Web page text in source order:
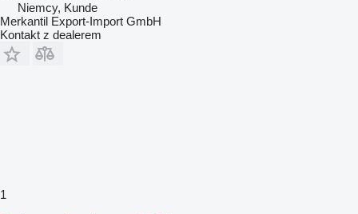
Niemcy, Kunde
Merkantil Export-Import GmbH
Kontakt z dealerem
1